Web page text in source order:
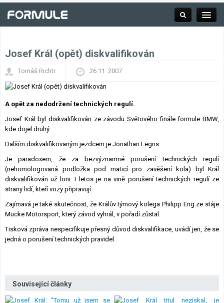
Výsledky F1
Týmy a jezdci F1
Okruhy F1
Lexikon F1
Josef Král (opět) diskvalifikován
Tomáš Richtr 26.11. 2007
A opět za nedodržení technických regulí.
Josef Král byl diskvalifikován ze závodu Světového finále formule BMW,
kde dojel druhý.
Dalším diskvalifikovaným jezdcem je Jonathan Legris.
Je paradoxem, že za bezvýznamné porušení technických regulí
(nehomologovaná podložka pod maticí pro zavěšení kola) byl Král
diskvalifikován už loni. I letos je na vině porušení technických regulí ze
strany lidí, kteří vozy připravují.
Zajímavá je také skutečnost, že Králův týmový kolega Philipp Eng ze stáje
Mücke Motorsport, který závod vyhrál, v pořadí zůstal.
Tisková zpráva nespecifikuje přesný důvod diskvalifikace, uvádí jen, že se
jedná o porušení technických pravidel.
Související články